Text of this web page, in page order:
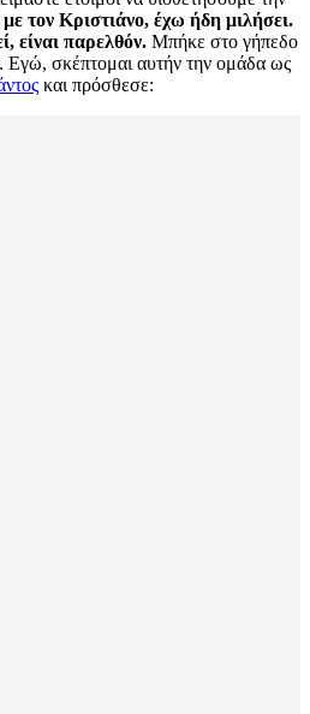
με τον Κριστιάνο, έχω ήδη μιλήσει.
είναι παρελθόν. Μπήκε στο γήπεδο
Εγώ, σκέπτομαι αυτήν την ομάδα ως
και πρόσθεσε: